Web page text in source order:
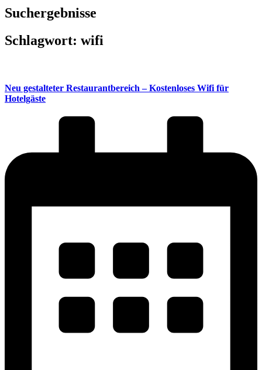
Suchergebnisse
Schlagwort: wifi
Neu gestalteter Restaurantbereich – Kostenloses Wifi für
Hotelgäste